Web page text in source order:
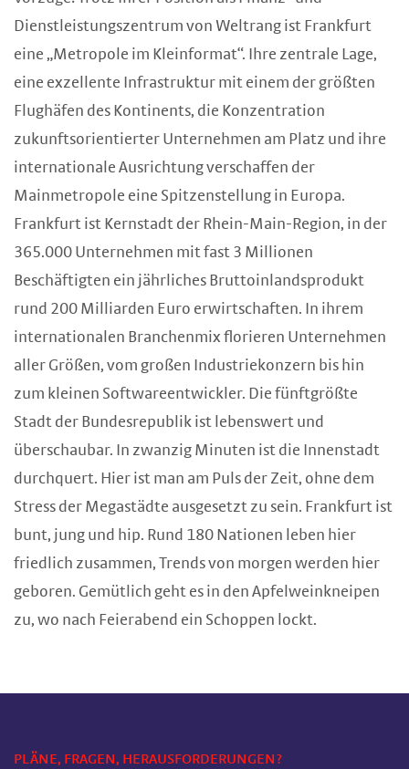
Dienstleistungszentrum von Weltrang ist Frankfurt
eine „Metropole im Kleinformat“. Ihre zentrale Lage,
eine exzellente Infrastruktur mit einem der größten
Flughäfen des Kontinents, die Konzentration
zukunftsorientierter Unternehmen am Platz und ihre
internationale Ausrichtung verschaffen der
Mainmetropole eine Spitzenstellung in Europa.
Frankfurt ist Kernstadt der Rhein-Main-Region, in der
365.000 Unternehmen mit fast 3 Millionen
Beschäftigten ein jährliches Bruttoinlandsprodukt
rund 200 Milliarden Euro erwirtschaften. In ihrem
internationalen Branchenmix florieren Unternehmen
aller Größen, vom großen Industriekonzern bis hin
zum kleinen Softwareentwickler. Die fünftgrößte
Stadt der Bundesrepublik ist lebenswert und
überschaubar. In zwanzig Minuten ist die Innenstadt
durchquert. Hier ist man am Puls der Zeit, ohne dem
Stress der Megastädte ausgesetzt zu sein. Frankfurt ist
bunt, jung und hip. Rund 180 Nationen leben hier
friedlich zusammen, Trends von morgen werden hier
geboren. Gemütlich geht es in den Apfelweinkneipen
zu, wo nach Feierabend ein Schoppen lockt.
PLÄNE, FRAGEN, HERAUSFORDERUNGEN?